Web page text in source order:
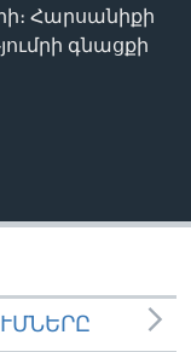
Հարսանիքի
գնացքի